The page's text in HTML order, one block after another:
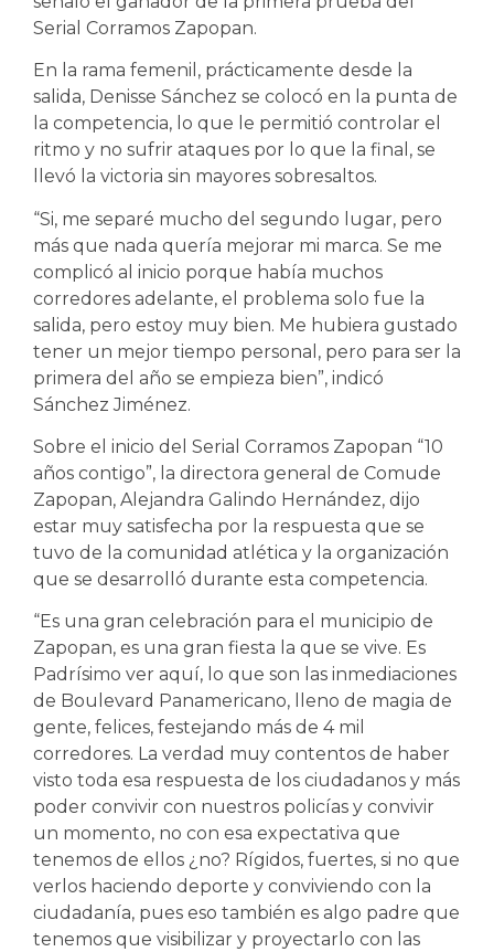
Serial Corramos Zapopan.
En la rama femenil, prácticamente desde la
salida, Denisse Sánchez se colocó en la punta de
la competencia, lo que le permitió controlar el
ritmo y no sufrir ataques por lo que la final, se
llevó la victoria sin mayores sobresaltos.
“Si, me separé mucho del segundo lugar, pero
más que nada quería mejorar mi marca. Se me
complicó al inicio porque había muchos
corredores adelante, el problema solo fue la
salida, pero estoy muy bien. Me hubiera gustado
tener un mejor tiempo personal, pero para ser la
primera del año se empieza bien”, indicó
Sánchez Jiménez.
Sobre el inicio del Serial Corramos Zapopan “10
años contigo”, la directora general de Comude
Zapopan, Alejandra Galindo Hernández, dijo
estar muy satisfecha por la respuesta que se
tuvo de la comunidad atlética y la organización
que se desarrolló durante esta competencia.
“Es una gran celebración para el municipio de
Zapopan, es una gran fiesta la que se vive. Es
Padrísimo ver aquí, lo que son las inmediaciones
de Boulevard Panamericano, lleno de magia de
gente, felices, festejando más de 4 mil
corredores. La verdad muy contentos de haber
visto toda esa respuesta de los ciudadanos y más
poder convivir con nuestros policías y convivir
un momento, no con esa expectativa que
tenemos de ellos ¿no? Rígidos, fuertes, si no que
verlos haciendo deporte y conviviendo con la
ciudadanía, pues eso también es algo padre que
tenemos que visibilizar y proyectarlo con las